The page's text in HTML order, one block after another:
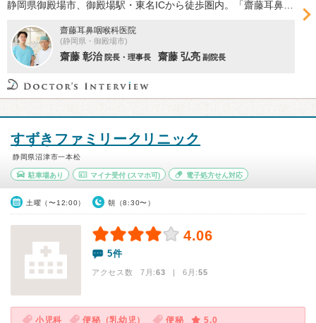
齋藤耳鼻咽喉科医院
(静岡県・御殿場市)
齋藤 彰治 院長・理事長 齋藤 弘亮 副院長
すずきファミリークリニック
静岡県沼津市一本松
駐車場あり マイナ受付(スマホ可) 電子処方せん対応
土曜（〜12:00） 朝（8:30〜）
4.06
5件
アクセス数 7月:63 | 6月:55
小児科 便秘（乳幼児） 便秘
5.0